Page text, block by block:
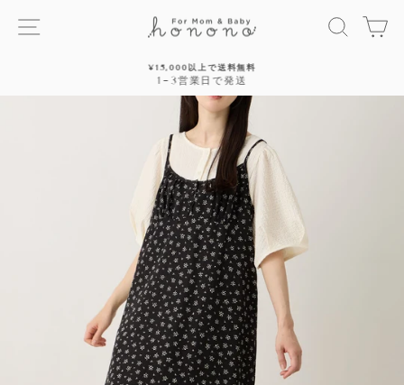
サイトナビゲーション 探す
停
止
¥15,000以上で送料無料
1~3営業日で発送